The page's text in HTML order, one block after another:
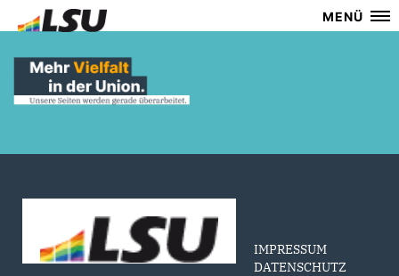
MENÜ
IMPRESSUM
DATENSCHUTZ